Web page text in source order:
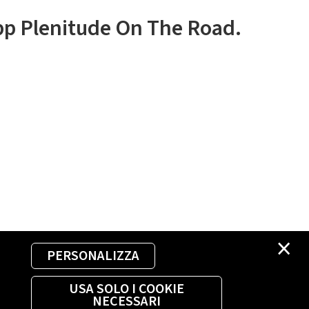
×
PERSONALIZZA
USA SOLO I COOKIE
NECESSARI
Plenitude On The Road.